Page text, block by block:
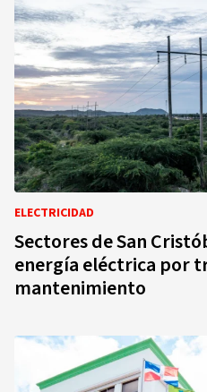
ELECTRICIDAD
Sectores de San
energía eléctrica por
mantenimiento